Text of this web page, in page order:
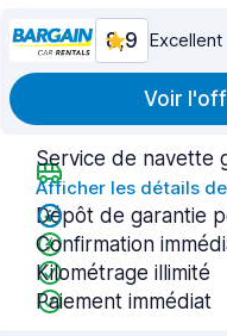
8,9 Excellent
Voir
Service de navette
Afficher les détails
Dépôt de garantie
Confirmation
Kilométrage illimité
Paiement immédiat